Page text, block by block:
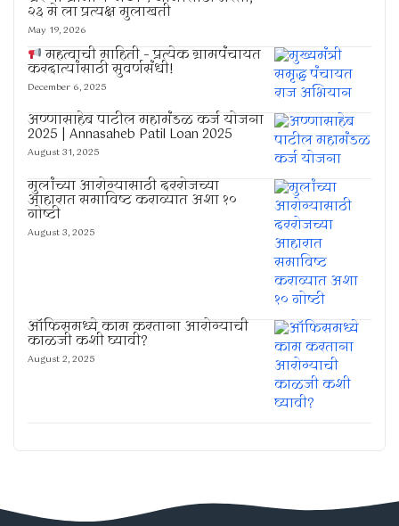
२३ मे ला प्रत्यक्ष मुलाखती
May 19, 2026
महत्वाची माहिती – प्रत्येक ग्रामपंचायत
करदात्यांसाठी सुवर्णसंधी!
December 6, 2025
अण्णासाहेब पाटील महामंडळ कर्ज योजना
2025 | Annasaheb Patil Loan 2025
August 31, 2025
मुलांच्या आरोग्यासाठी दररोजच्या
आहारात समाविष्ट कराव्यात अशा १०
गोष्टी
August 3, 2025
ऑफिसमध्ये काम करताना आरोग्याची
काळजी कशी घ्यावी?
August 2, 2025